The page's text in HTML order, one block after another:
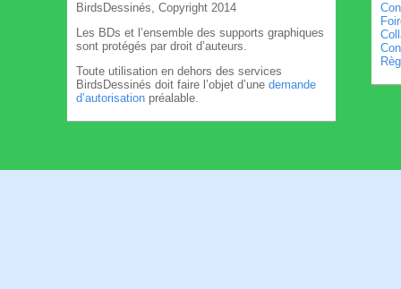
BirdsDessinés, Copyright 2014
Les BDs et l’ensemble des supports graphiques
sont protégés par droit d’auteurs.
Toute utilisation en dehors des services
BirdsDessinés doit faire l’objet d’une demande
d’autorisation préalable.